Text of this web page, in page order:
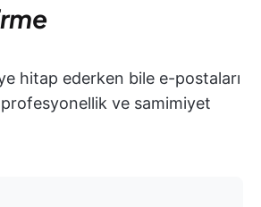
hitap ederken bile e-postaları
ve samimiyet